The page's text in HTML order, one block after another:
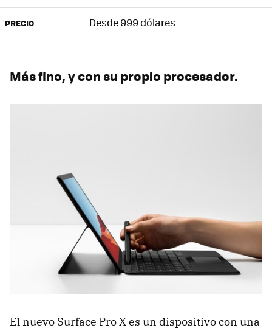
PRECIO Desde 999 dólares
Más fino, y con su propio procesador.
El nuevo Surface Pro X es un dispositivo con una